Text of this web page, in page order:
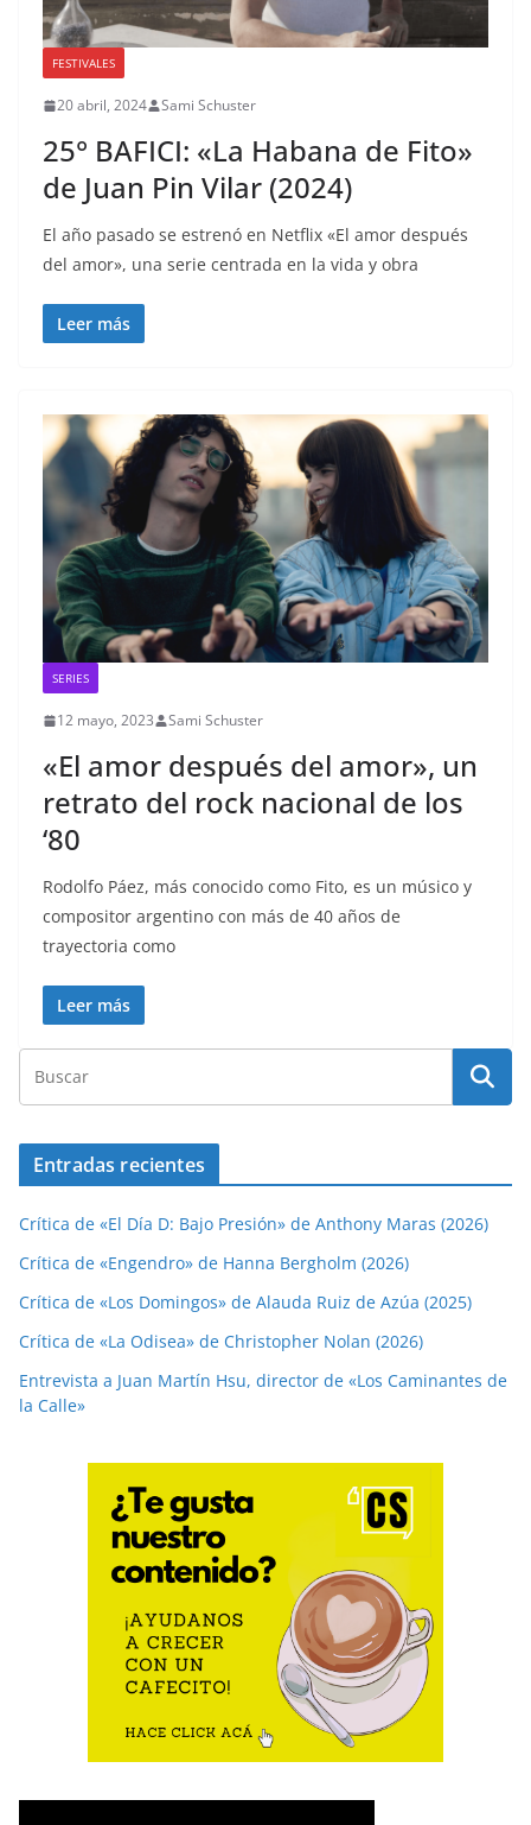
FESTIVALES
20 abril, 2024 Sami Schuster
25° BAFICI: «La Habana de Fito»
de Juan Pin Vilar (2024)
El año pasado se estrenó en Netflix «El amor después
del amor», una serie centrada en la vida y obra
Leer más
SERIES
12 mayo, 2023 Sami Schuster
«El amor después del amor», un
retrato del rock nacional de los
‘80
Rodolfo Páez, más conocido como Fito, es un músico y
compositor argentino con más de 40 años de
trayectoria como
Leer más
Entradas recientes
Crítica de «El Día D: Bajo Presión» de Anthony Maras (2026)
Crítica de «Engendro» de Hanna Bergholm (2026)
Crítica de «Los Domingos» de Alauda Ruiz de Azúa (2025)
Crítica de «La Odisea» de Christopher Nolan (2026)
Entrevista a Juan Martín Hsu, director de «Los Caminantes de
la Calle»